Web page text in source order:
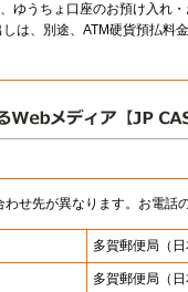
ゆうちょ口座のお預け入れ
は、別途、ATM硬貨預払料
せ先が異なります。お電話
多賀郵便局 （
多賀郵便局 （